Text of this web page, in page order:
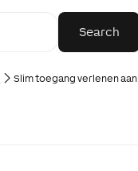
Slim toegang verlenen aan